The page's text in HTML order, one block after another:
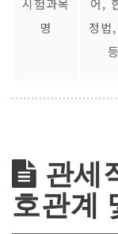
시험과목
명
어,
정법
관세
호관계